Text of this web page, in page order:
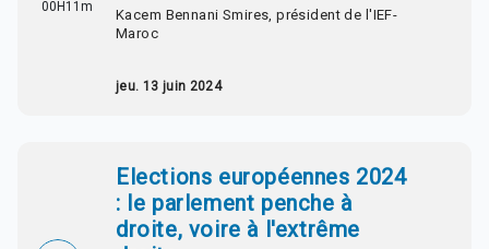
00H11m
Kacem Bennani Smires, président de l'IEF-
Maroc
jeu. 13 juin 2024
Elections européennes 2024
: le parlement penche à
droite, voire à l'extrême